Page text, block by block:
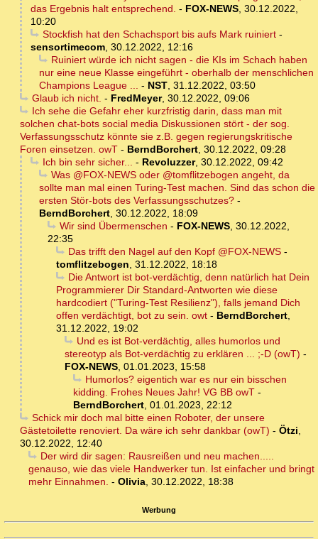
das Ergebnis halt entsprechend. - FOX-NEWS, 30.12.2022,
10:20
Stockfish hat den Schachsport bis aufs Mark ruiniert-
sensortimecom, 30.12.2022, 12:16
Ruiniert würde ich nicht sagen - die KIs im Schach haben
nur eine neue Klasse eingeführt - oberhalb der menschlichen
Champions League ... - NST, 31.12.2022, 03:50
Glaub ich nicht. - FredMeyer, 30.12.2022, 09:06
Ich sehe die Gefahr eher kurzfristig darin, dass man mit
solchen chat-bots social media Diskussionen stört - der sog.
Verfassungsschutz könnte sie z.B. gegen regierungskritische
Foren einsetzen. owT - BerndBorchert, 30.12.2022, 09:28
Ich bin sehr sicher... - Revoluzzer, 30.12.2022, 09:42
Was @FOX-NEWS oder @tomflitzebogen angeht, da
sollte man mal einen Turing-Test machen. Sind das schon die
ersten Stör-bots des Verfassungsschutzes? -
BerndBorchert, 30.12.2022, 18:09
Wir sind Übermenschen - FOX-NEWS, 30.12.2022,
22:35
Das trifft den Nagel auf den Kopf @FOX-NEWS-
tomflitzebogen, 31.12.2022, 18:18
Die Antwort ist bot-verdächtig, denn natürlich hat Dein
Programmierer Dir Standard-Antworten wie diese
hardcodiert ("Turing-Test Resilienz"), falls jemand Dich
offen verdächtigt, bot zu sein. owt - BerndBorchert,
31.12.2022, 19:02
Und es ist Bot-verdächtig, alles humorlos und
stereotyp als Bot-verdächtig zu erklären ... ;-D (owT) -
FOX-NEWS, 01.01.2023, 15:58
Humorlos? eigentich war es nur ein bisschen
kidding. Frohes Neues Jahr! VG BB owT -
BerndBorchert, 01.01.2023, 22:12
Schick mir doch mal bitte einen Roboter, der unsere
Gästetoilette renoviert. Da wäre ich sehr dankbar (owT) - Ötzi,
30.12.2022, 12:40
Der wird dir sagen: Rausreißen und neu machen.....
genauso, wie das viele Handwerker tun. Ist einfacher und bringt
mehr Einnahmen. - Olivia, 30.12.2022, 18:38
Werbung